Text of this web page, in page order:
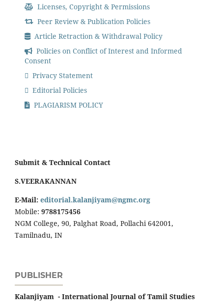
Licenses, Copyright & Permissions
Peer Review & Publication Policies
Article Retraction & Withdrawal Policy
Policies on Conflict of Interest and Informed
Consent
Privacy Statement
Editorial Policies
PLAGIARISM POLICY
Submit & Technical Contact
S.VEERAKANNAN
E-Mail: editorial.kalanjiyam@ngmc.org
Mobile: 9788175456
NGM College, 90, Palghat Road, Pollachi 642001,
Tamilnadu, IN
PUBLISHER
Kalanjiyam - International Journal of Tamil Studies